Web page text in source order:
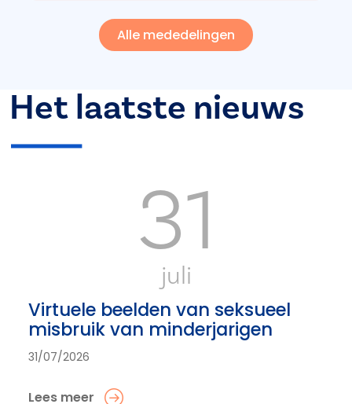
Alle mededelingen
Het laatste nieuws
31
juli
Virtuele beelden van seksueel
misbruik van minderjarigen
31/07/2026
Lees meer